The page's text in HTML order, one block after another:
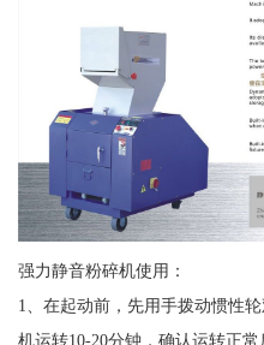
强力静音粉碎机使用：
1、在起动前，先用手拨动惯性
机运转10-20分钟，确认运转正